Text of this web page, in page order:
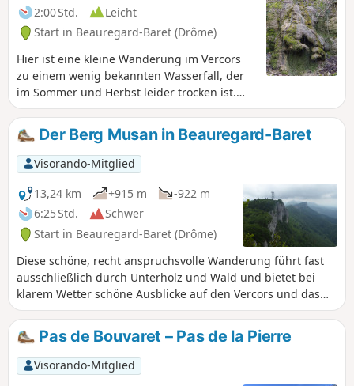
2:00 Std.
Leicht
Start in Beauregard-Baret (Drôme)
Hier ist eine kleine Wanderung im Vercors
zu einem wenig bekannten Wasserfall, der
im Sommer und Herbst leider trocken ist.
Um dorthin zu gelangen, nehmen Sie breite
Wege in einer geschlossenen oder weiten
Landschaft, umgeben von kleinen Bergen,
grünen Wiesen und duftendem Unterholz.
Es handelt sich nicht um eine
Rundwanderung, sondern um eine
Wanderung mit Hinweg und Rückweg. Der
Hinweg ist ein stetiger und manchmal
steiler Aufstieg. Der Rückweg ist
logischerweise viel einfacher.
Der Berg Musan in Beauregard-Baret
Visorando-Mitglied
13,24 km
+915 m
-922 m
6:25 Std.
Schwer
Start in Beauregard-Baret (Drôme)
Diese schöne, recht anspruchsvolle Wanderung führt fast
ausschließlich durch Unterholz und Wald und bietet bei
klarem Wetter schöne Ausblicke auf den Vercors und das
Tal von Romans. Die Route über den Kamm, die am Rocher
de Chantemerle vorbeiführt, wo sich der Fernsehsender von
Beauregard befindet, ist eine Abfolge von Anstiegen und
Abstiegen, die sich den Klippen annähern oder von ihnen
entfernen, manchmal über Felsen oder Schratte.
Pas de Bouvaret – Pas de la Pierre
Visorando-Mitglied